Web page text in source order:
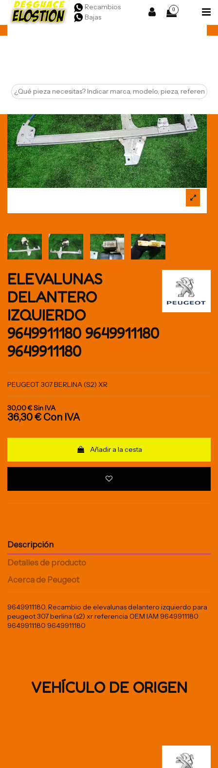
Recambios
Bajas
0
ELEVALUNAS
DELANTERO
IZQUIERDO
9649911180 9649911180
9649911180
PEUGEOT 307 BERLINA (S2) XR
30,00 €Sin IVA
36,30 € Con IVA
Añadir a la cesta
Descripción
Detalles de producto
Acerca de Peugeot
9649911180. Recambio de elevalunas delantero izquierdo para
peugeot 307 berlina (s2) xr referencia OEM IAM 9649911180
9649911180 9649911180
VEHÍCULO DE ORIGEN